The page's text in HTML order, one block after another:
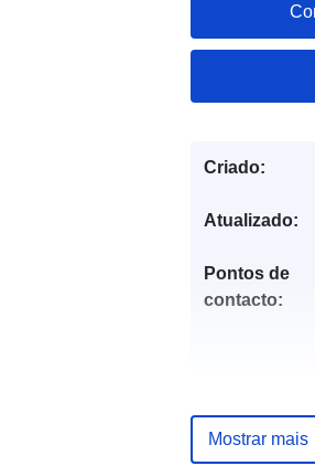
Criado:
Atualizado:
Pontos de
contacto:
Mostrar mais